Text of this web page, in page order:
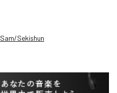
Sam/Sekishun